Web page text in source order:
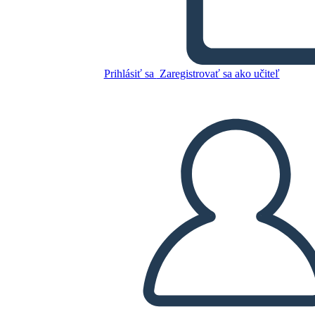
Prihlásiť sa Zaregistrovať sa ako učiteľ
canadese 1784-1896
VYTVORIŤ STORYBOARD
PREHRAŤ PREZENTÁCIU
ČÍTAJ MI